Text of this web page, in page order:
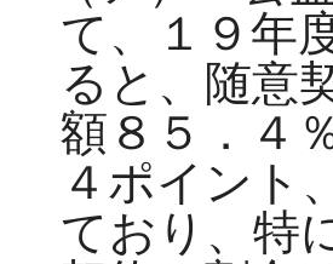
て、１９年
ると、随意
額８５．４
４ポイント
ており、特